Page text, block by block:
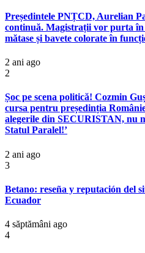
Președintele PNȚCD, Aurelian
continuă. Magistrații vor purta în
mătase și bavete colorate în
2 ani ago
2
Șoc pe scena politică! Cozmin
cursa pentru președinția
alegerile din SECURISTAN, nu
Statul Paralel!’
2 ani ago
3
Betano: reseña y reputación del
Ecuador
4 săptămâni ago
4